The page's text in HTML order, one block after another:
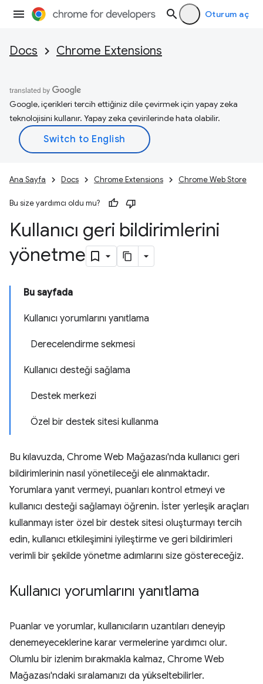
Oturum aç
Docs Chrome Extensions
Google, içerikleri tercih ettiğiniz dile çevirmek için yapay zeka
teknolojisini kullanır. Yapay zeka çevirilerinde hata olabilir.
Ana Sayfa Docs Chrome Extensions Chrome Web Store
Bu size yardımcı oldu mu?
Kullanıcı geri bildirimlerini
yönetme
Bu sayfada
Kullanıcı yorumlarını yanıtlama
Derecelendirme sekmesi
Kullanıcı desteği sağlama
Destek merkezi
Özel bir destek sitesi kullanma
Bu kılavuzda, Chrome Web Mağazası'nda kullanıcı geri
bildirimlerinin nasıl yönetileceği ele alınmaktadır.
Yorumlara yanıt vermeyi, puanları kontrol etmeyi ve
kullanıcı desteği sağlamayı öğrenin. İster yerleşik araçları
kullanmayı ister özel bir destek sitesi oluşturmayı tercih
edin, kullanıcı etkileşimini iyileştirme ve geri bildirimleri
verimli bir şekilde yönetme adımlarını size göstereceğiz.
Kullanıcı yorumlarını yanıtlama
Puanlar ve yorumlar, kullanıcıların uzantıları deneyip
denemeyeceklerine karar vermelerine yardımcı olur.
Olumlu bir izlenim bırakmakla kalmaz, Chrome Web
Mağazası'ndaki sıralamanızı da yükseltebilirler.